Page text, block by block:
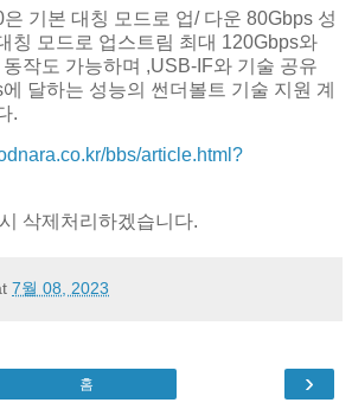
기본 대칭 모드로 업/ 다운 80Gbps 성
칭 모드로 업스트림 최대 120Gbps와
작도 가능하며 ,USB-IF와 기술 공유
달하는 성능의 썬더볼트 기술 지원 계
.
bbs/article.html?
삭제처리하겠습니다.
7월 08, 2023
›
홈